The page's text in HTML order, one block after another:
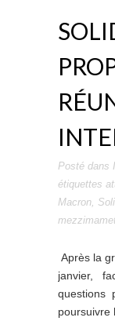
Posté dans
étiquettes
Macron,
Après la
janvier,
questions
poursuivre